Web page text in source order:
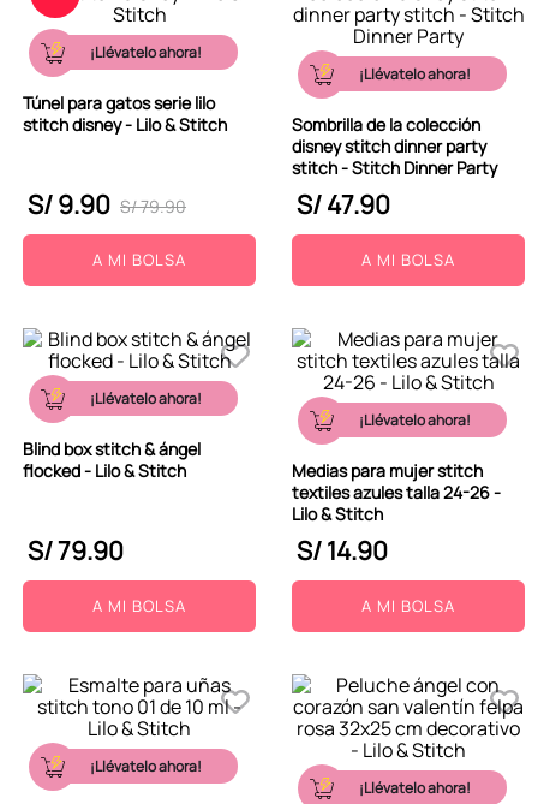
¡Llévatelo ahora!
Túnel para gatos serie lilo
stitch disney - Lilo & Stitch
S/79.90
S/9.90
A MI BOLSA
¡Llévatelo ahora!
Sombrilla de la colección
disney stitch dinner party
stitch - Stitch Dinner Party
S/47.90
A MI BOLSA
¡Llévatelo ahora!
Blind box stitch & ángel
flocked - Lilo & Stitch
S/79.90
A MI BOLSA
¡Llévatelo ahora!
Medias para mujer stitch
textiles azules talla 24-26 -
Lilo & Stitch
S/14.90
A MI BOLSA
¡Llévatelo ahora!
¡Llévatelo ahora!
.
peluche
10. kuromi